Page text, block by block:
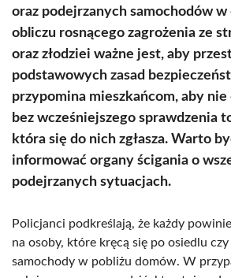
oraz podejrzanych samochodów
obliczu rosnącego zagrożenia ze
oraz złodziei ważne jest, aby
podstawowych zasad
przypomina mieszkańcom, aby
bez wcześniejszego sprawdzenia
która się do nich zgłasza. Warto
informować organy ścigania o
podejrzanych sytuacjach.
Policjanci podkreślają, że każdy
na osoby, które kręcą się po osiedlu
samochody w pobliżu domów. W